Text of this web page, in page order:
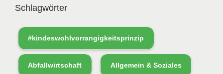
Schlagwörter
#kindeswohlvorrangigkeitsprinzip
Abfallwirtschaft Allgemein & Soziales